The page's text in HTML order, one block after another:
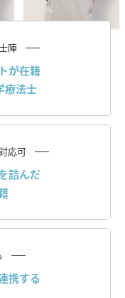
陣
が在籍
療法士
応可
詰んだ
携する